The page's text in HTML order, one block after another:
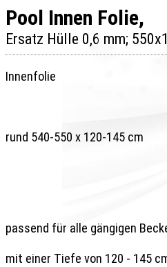
Pool Innen Folie,
Innenfolie
rund 540-550 x 120-145 cm
passend für alle gängigen
mit einer Tiefe von 120 - 145